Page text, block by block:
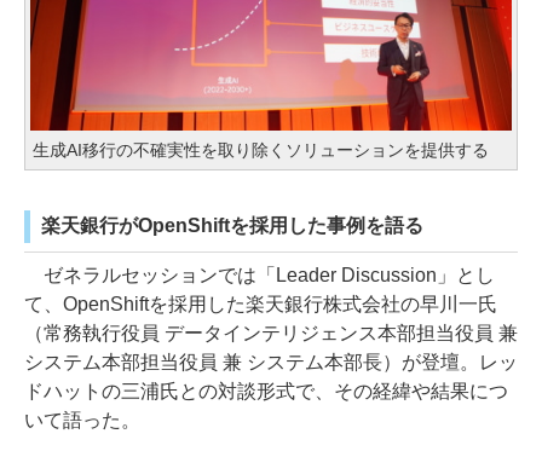
生成AI移行の不確実性を取り除くソリューションを提供する
楽天銀行がOpenShiftを採用した事例を語る
ゼネラルセッションでは「Leader Discussion」とし
て、OpenShiftを採用した楽天銀行株式会社の早川一氏
（常務執行役員 データインテリジェンス本部担当役員 兼
システム本部担当役員 兼 システム本部長）が登壇。レッ
ドハットの三浦氏との対談形式で、その経緯や結果につ
いて語った。